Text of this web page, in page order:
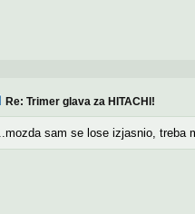
Re: Trimer glava za HITACHI!
...mozda sam se lose izjasnio,